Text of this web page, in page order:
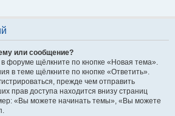
или сообщение?
форуме щёлкните по кнопке «Новая тема».
в теме щёлкните по кнопке «Ответить».
прежде чем отправить
прав доступа находится внизу страниц
«Вы можете начинать темы», «Вы можете